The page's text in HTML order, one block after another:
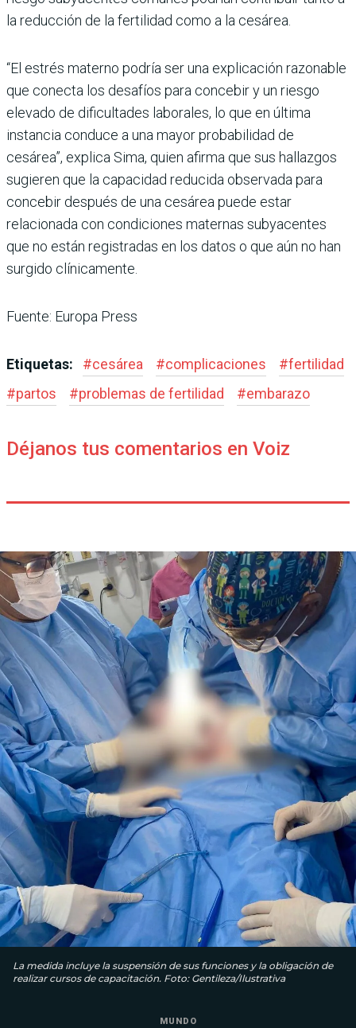
la reducción de la fertilidad como a la cesárea.
“El estrés materno podría ser una explicación razonable
que conecta los desafíos para concebir y un riesgo
elevado de dificultades laborales, lo que en última
instancia conduce a una mayor probabilidad de
cesárea”, explica Sima, quien afirma que sus hallazgos
sugieren que la capacidad reducida observada para
concebir después de una cesárea puede estar
relacionada con condiciones maternas subyacentes
que no están registradas en los datos o que aún no han
surgido clínicamente.
Fuente: Europa Press
Etiquetas: #cesárea #complicaciones #fertilidad
#partos #problemas de fertilidad #embarazo
Déjanos tus comentarios en Voiz
La medida incluye la suspensión de sus funciones y la obligación de
realizar cursos de capacitación. Foto: Gentileza/Ilustrativa
MUNDO